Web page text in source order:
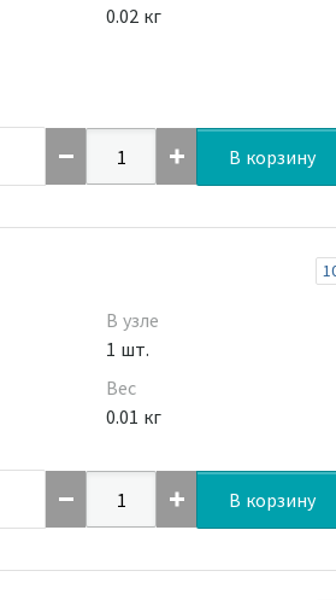
0.02 кг
В корзину
В узле
1 шт.
Вес
0.01 кг
В корзину